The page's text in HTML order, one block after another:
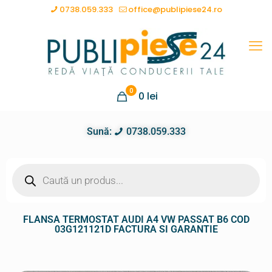
0738.059.333 office@publipiese24.ro
0 0 lei
Sună: 0738.059.333
FLANSA TERMOSTAT AUDI A4 VW PASSAT B6 COD
03G121121D FACTURA SI GARANTIE